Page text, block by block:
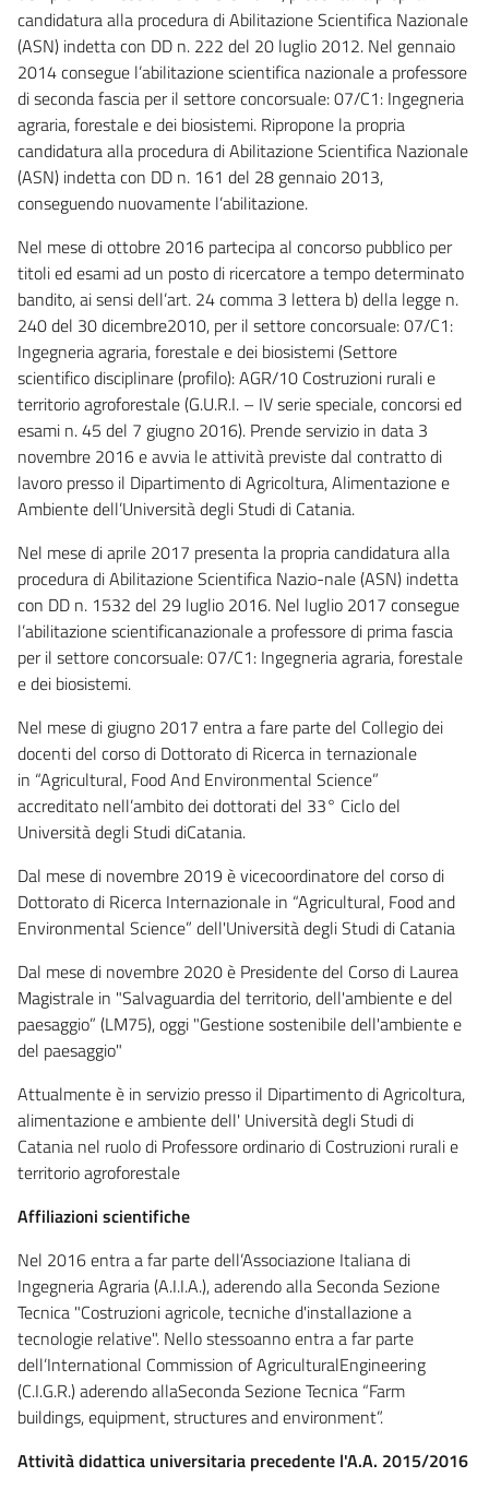
candidatura alla procedura di Abilitazione Scientifica Nazionale
(ASN) indetta con DD n. 222 del 20 luglio 2012. Nel gennaio
2014 consegue l’abilitazione scientifica nazionale a professore
di seconda fascia per il settore concorsuale: 07/C1: Ingegneria
agraria, forestale e dei biosistemi. Ripropone la propria
candidatura alla procedura di Abilitazione Scientifica Nazionale
(ASN) indetta con DD n. 161 del 28 gennaio 2013,
conseguendo nuovamente l’abilitazione.
Nel mese di ottobre 2016 partecipa al concorso pubblico per
titoli ed esami ad un posto di ricercatore a tempo determinato
bandito, ai sensi dell’art. 24 comma 3 lettera b) della legge n.
240 del 30 dicembre2010, per il settore concorsuale: 07/C1:
Ingegneria agraria, forestale e dei biosistemi (Settore
scientifico disciplinare (profilo): AGR/10 Costruzioni rurali e
territorio agroforestale (G.U.R.I. – IV serie speciale, concorsi ed
esami n. 45 del 7 giugno 2016). Prende servizio in data 3
novembre 2016 e avvia le attività previste dal contratto di
lavoro presso il Dipartimento di Agricoltura, Alimentazione e
Ambiente dell’Università degli Studi di Catania.
Nel mese di aprile 2017 presenta la propria candidatura alla
procedura di Abilitazione Scientifica Nazio-nale (ASN) indetta
con DD n. 1532 del 29 luglio 2016. Nel luglio 2017 consegue
l’abilitazione scientificanazionale a professore di prima fascia
per il settore concorsuale: 07/C1: Ingegneria agraria, forestale
e dei biosistemi.
Nel mese di giugno 2017 entra a fare parte del Collegio dei
docenti del corso di Dottorato di Ricerca in ternazionale
in “Agricultural, Food And Environmental Science”
accreditato nell’ambito dei dottorati del 33° Ciclo del
Università degli Studi diCatania.
Dal mese di novembre 2019 è vicecoordinatore del corso di
Dottorato di Ricerca Internazionale in “Agricultural, Food and
Environmental Science” dell'Università degli Studi di Catania
Dal mese di novembre 2020 è Presidente del Corso di Laurea
Magistrale in "Salvaguardia del territorio, dell'ambiente e del
paesaggio” (LM75), oggi "Gestione sostenibile dell'ambiente e
del paesaggio"
Attualmente è in servizio presso il Dipartimento di Agricoltura,
alimentazione e ambiente dell' Università degli Studi di
Catania nel ruolo di Professore ordinario di Costruzioni rurali e
territorio agroforestale
Affiliazioni scientifiche
Nel 2016 entra a far parte dell’Associazione Italiana di
Ingegneria Agraria (A.I.I.A.), aderendo alla Seconda Sezione
Tecnica "Costruzioni agricole, tecniche d'installazione a
tecnologie relative". Nello stessoanno entra a far parte
dell’International Commission of AgriculturalEngineering
(C.I.G.R.) aderendo allaSeconda Sezione Tecnica “Farm
buildings, equipment, structures and environment”.
Attività didattica universitaria precedente l'A.A. 2015/2016